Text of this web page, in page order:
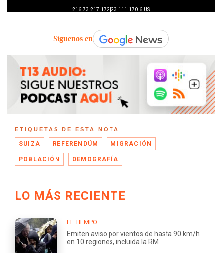
Síguenos en
ETIQUETAS DE ESTA NOTA
SUIZA REFERENDÚM MIGRACIÓN
POBLACIÓN DEMOGRAFÍA
LO MÁS RECIENTE
EL TIEMPO
Emiten aviso por vientos de hasta 90 km/h
en 10 regiones, incluida la RM